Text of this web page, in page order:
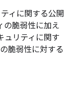
ィに関する公開
の脆弱性に加え
ュリティに関す
脆弱性に対する